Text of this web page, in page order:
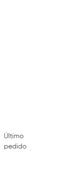
Último
pedido